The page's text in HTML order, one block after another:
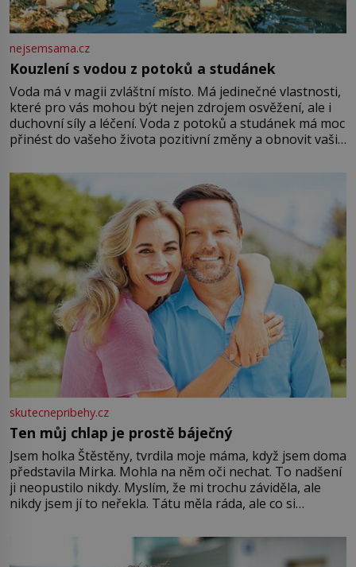
nejsemsama.cz
Kouzlení s vodou z potoků a studánek
Voda má v magii zvláštní místo. Má jedinečné vlastnosti,
které pro vás mohou být nejen zdrojem osvěžení, ale i
duchovní síly a léčení. Voda z potoků a studánek má moc
přinést do vašeho života pozitivní změny a obnovit vaši
můžete obohatit své rituály a přinést do svého života
větší harmonii a klid. Je důležité
skutecnepribehy.cz
Ten můj chlap je prostě báječný
Jsem holka Štěstěny, tvrdila moje máma, když jsem doma
představila Mirka. Mohla na něm oči nechat. To nadšení
ji neopustilo nikdy. Myslím, že mi trochu záviděla, ale
nikdy jsem jí to neřekla. Tátu měla ráda, ale co si
Jsme spolu moc rádi Tehdy byla jiná doba, když